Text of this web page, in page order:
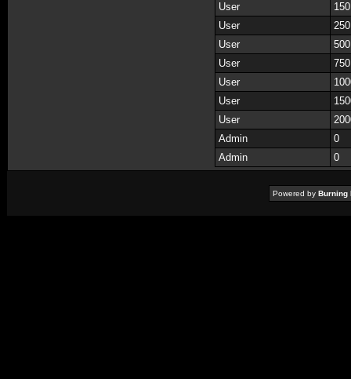
User
150
User
250
User
500
User
750
User
User
User
Admin
0
Admin
0
Powered by Burning